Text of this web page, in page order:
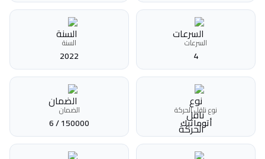
السرعات
4
السنة
2022
نوع ناقل الحركة
أتوماتيك‎
الضمان
150000 / 6